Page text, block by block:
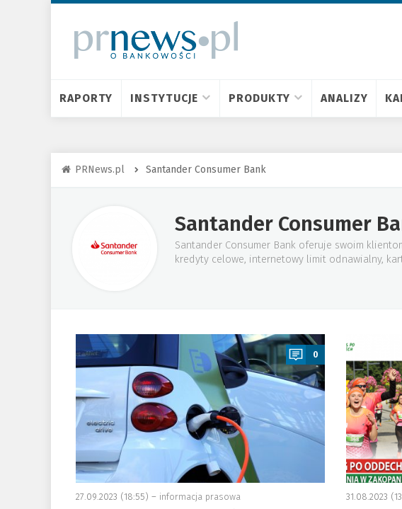
RAPORTY INSTYTUCJE PRODUKTY ANALIZY
PRNews.pl Santander Consumer Bank
Santander Consumer
Santander Consumer Bank oferuje swoim
kredyty celowe, internetowy limit odnawialny,
a
0
27.09.2023 (18:55) – informacja prasowa 31.08.2023